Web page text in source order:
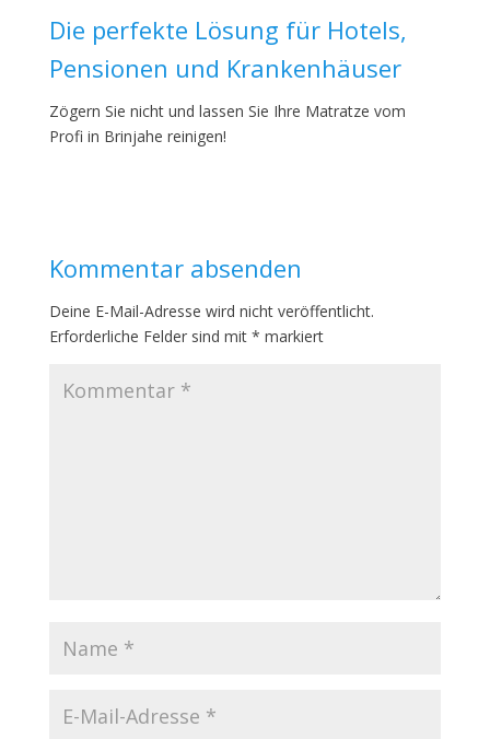
Die perfekte Lösung für Hotels,
Pensionen und Krankenhäuser
Zögern Sie nicht und lassen Sie Ihre Matratze vom
Profi in Brinjahe reinigen!
Kommentar absenden
Deine E-Mail-Adresse wird nicht veröffentlicht.
Erforderliche Felder sind mit * markiert